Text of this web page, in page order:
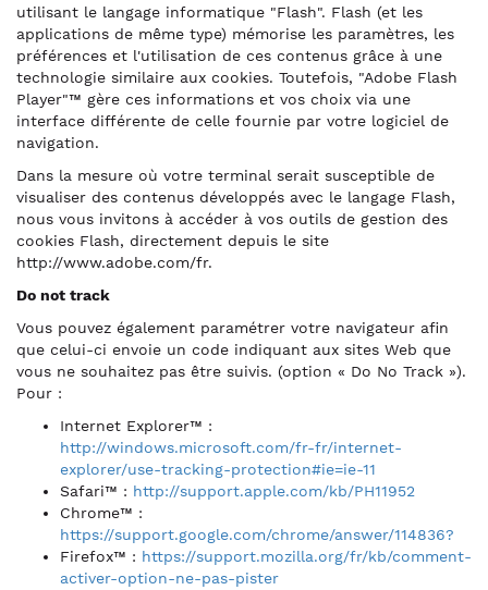
utilisant le langage informatique "Flash". Flash (et les
applications de même type) mémorise les paramètres, les
préférences et l'utilisation de ces contenus grâce à une
technologie similaire aux cookies. Toutefois, "Adobe Flash
Player"™ gère ces informations et vos choix via une
interface différente de celle fournie par votre logiciel de
navigation.
Dans la mesure où votre terminal serait susceptible de
visualiser des contenus développés avec le langage Flash,
nous vous invitons à accéder à vos outils de gestion des
cookies Flash, directement depuis le site
http://www.adobe.com/fr.
Do not track
Vous pouvez également paramétrer votre navigateur afin
que celui-ci envoie un code indiquant aux sites Web que
vous ne souhaitez pas être suivis. (option « Do No Track »).
Pour :
Internet Explorer™ :
http://windows.microsoft.com/fr-fr/internet-
explorer/use-tracking-protection#ie=ie-11
Safari™ : http://support.apple.com/kb/PH11952
Chrome™ :
https://support.google.com/chrome/answer/114836?
Firefox™ : https://support.mozilla.org/fr/kb/comment-
activer-option-ne-pas-pister